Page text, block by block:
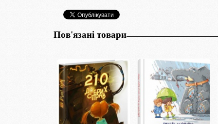
Пов'язані товари